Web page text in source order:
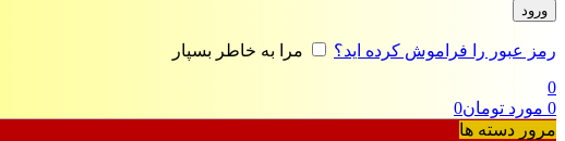
ورود
رمز عبور را فراموش کرده اید؟
مرا به خاطر بسپار
0
0 مورد تومان0
مرور دسته ها